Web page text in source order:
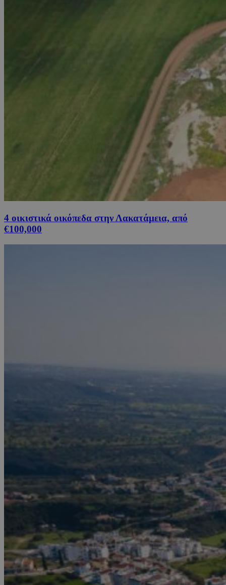
4 οικιστικά οικόπεδα στην Λακατάμεια, από
€100,000